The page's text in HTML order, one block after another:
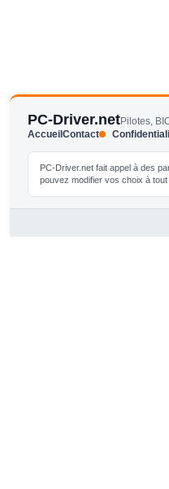
PC-Driver.netPilotes,
AccueilContact
PC-Driver.net fait appel à des
pouvez modifier vos choix à